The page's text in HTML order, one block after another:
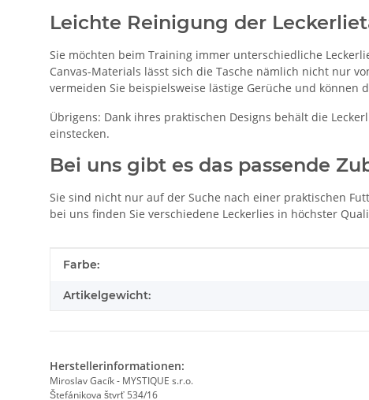
Leichte Reinigung der
Sie möchten beim Training immer unterschiedliche
Canvas-Materials lässt sich die Tasche nämlich nicht nur
vermeiden Sie beispielsweise lästige Gerüche und
Übrigens: Dank ihres praktischen Designs behält die
einstecken.
Bei uns gibt es das passende
Sie sind nicht nur auf der Suche nach einer praktischen
bei uns finden Sie verschiedene Leckerlies in höchster
Produkteigenschaft
Wert
Farbe:
Artikelgewicht:
Herstellerinformationen:
Miroslav Gacík - MYSTIQUE s.r.o.
Štefánikova štvrť 534/16